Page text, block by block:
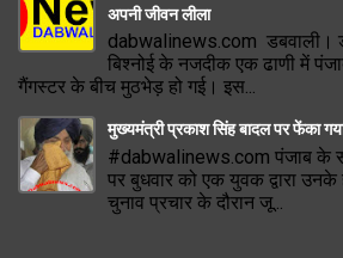
अपनी जीवन लीला
dabwalinews.com डबवाली।
बिश्नोई के नजदीक एक ढाणी में
गैंगस्टर के बीच मुठभेड़ हो गई। इस...
मुख्यमंत्री प्रकाश सिंह बादल पर फेंका
#dabwalinews.com पंजाब के
पर बुधवार को एक युवक द्वारा उनके
चुनाव प्रचार के दौरान जू...